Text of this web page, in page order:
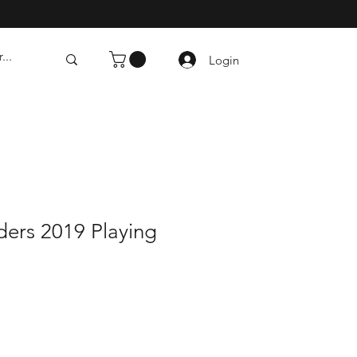
Login
2019 Playing